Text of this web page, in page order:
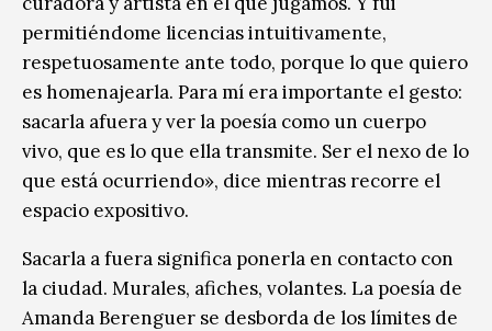
permitiéndome licencias intuitivamente,
respetuosamente ante todo, porque lo que quiero
es homenajearla. Para mí era importante el gesto:
sacarla afuera y ver la poesía como un cuerpo
vivo, que es lo que ella transmite. Ser el nexo de lo
que está ocurriendo», dice mientras recorre el
espacio expositivo.
Sacarla a fuera significa ponerla en contacto con
la ciudad. Murales, afiches, volantes. La poesía de
Amanda Berenguer se desborda de los límites de